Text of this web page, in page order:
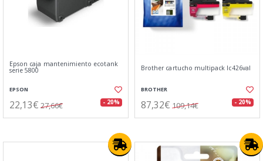
Epson caja mantenimiento ecotank
serie 5800
EPSON
22,13€ 27,66€ - 20%
Brother cartucho multipack lc426val
BROTHER
87,32€ 109,14€ - 20%